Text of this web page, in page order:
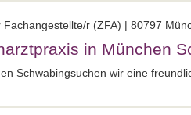
r (ZFA) | 80797
in München
Schwabingsuchen wir eine